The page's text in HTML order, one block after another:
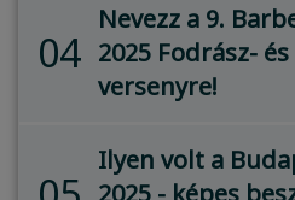
04
Nevezz a 9.
2025 Fodrász-
versenyre!
Ilyen volt a
2025 - képes